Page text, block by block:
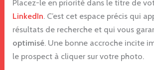
Placez-le en priorité dans le titre de
LinkedIn. C’est cet espace précis qui
résultats de recherche et qui vous
optimisé. Une bonne accroche incite
le prospect à cliquer sur votre photo.